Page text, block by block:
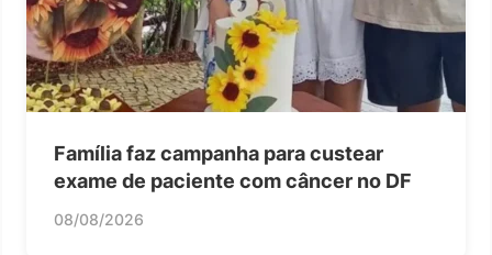
Família faz campanha para custear
exame de paciente com câncer no DF
08/08/2026